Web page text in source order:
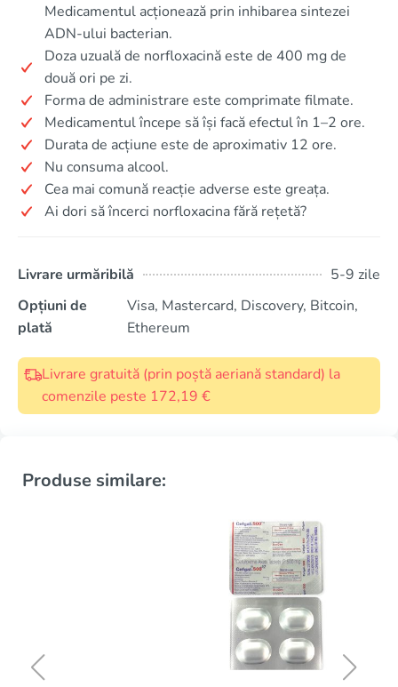
Medicamentul acționează prin inhibarea sintezei
ADN-ului bacterian.
Doza uzuală de norfloxacină este de 400 mg de
două ori pe zi.
Forma de administrare este comprimate filmate.
Medicamentul începe să își facă efectul în 1–2 ore.
Durata de acțiune este de aproximativ 12 ore.
Nu consuma alcool.
Cea mai comună reacție adverse este greața.
Ai dori să încerci norfloxacina fără rețetă?
Livrare urmăribilă
5-9 zile
Opțiuni de
plată
Visa, Mastercard, Discovery, Bitcoin,
Ethereum
Livrare gratuită (prin poștă aeriană standard) la
comenzile peste 172,19 €
Produse similare: